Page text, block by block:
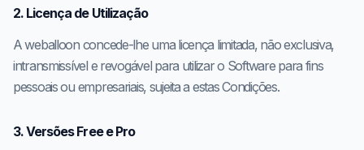
2. Licença de Utilização
A weballoon concede-lhe uma licença limitada, não exclusiva,
intransmissível e revogável para utilizar o Software para fins
pessoais ou empresariais, sujeita a estas Condições.
3. Versões Free e Pro